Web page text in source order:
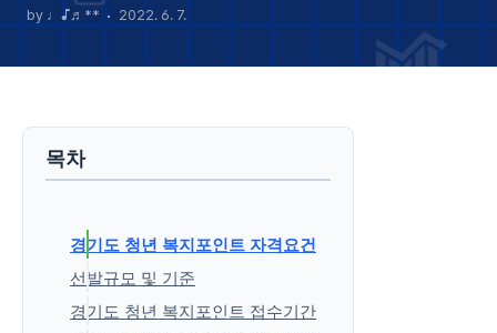
by ♩♪♬** 2022. 6. 7.
목차
경기도 청년 복지포인트 자격요건
선발규모 및 기준
경기도 청년 복지포인트 접수기간